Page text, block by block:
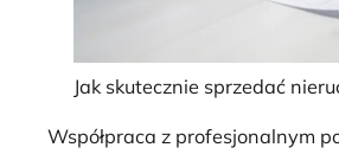
Jak skutecznie sprzedać
Współpraca z profesjonalnym